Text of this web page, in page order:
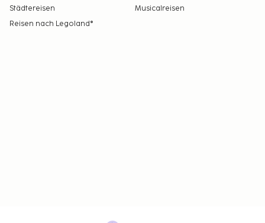
Städtereisen
Musicalreisen
Reisen nach Legoland®